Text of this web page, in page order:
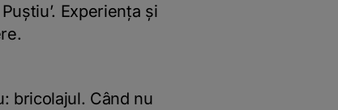
Experiența și
bricolajul. Când nu